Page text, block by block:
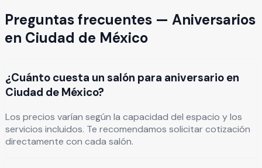
Preguntas frecuentes — Aniversarios
en Ciudad de México
¿Cuánto cuesta un salón para aniversario en
Ciudad de México?
Los precios varían según la capacidad del espacio y los
servicios incluidos. Te recomendamos solicitar cotización
directamente con cada salón.